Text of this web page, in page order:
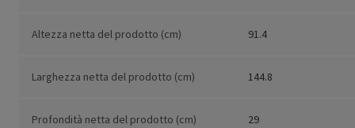
Altezza netta del prodotto (cm) 91.4
Larghezza netta del prodotto (cm) 144.8
Profondità netta del prodotto (cm) 29